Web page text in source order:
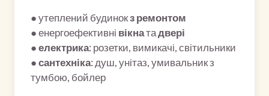
● утеплений будинокз ремонтом
● енергоефективні вікнатадвері
●електрика: розетки, вимикачі, світильники
●сантехніка: душ, унітаз, умивальник з
тумбою, бойлер